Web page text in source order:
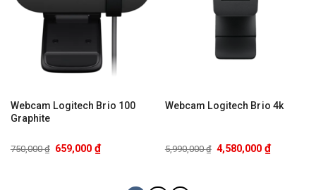
Webcam Logitech Brio 100
Graphite
750,000₫ 659,000 ₫
Webcam Logitech Brio 4k
5,990,000₫ 4,580,000 ₫